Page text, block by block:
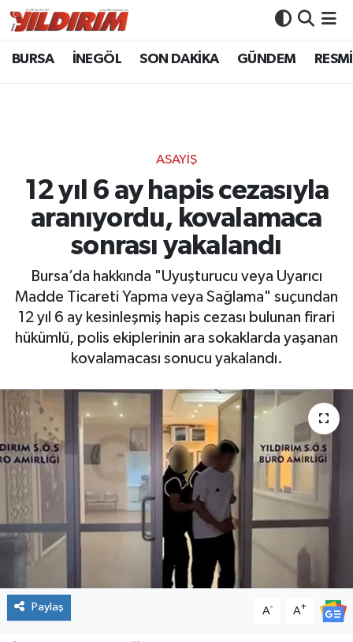
BURSA İNEGÖL SON DAKİKA GÜNDEM
ASAYİŞ
12 yıl 6 ay hapis cezasıyla
aranıyordu, kovalamaca
sonrası yakalandı
Bursa’da hakkında "Uyuşturucu veya Uyarıcı
Madde Ticareti Yapma veya Sağlama" suçundan
12 yıl 6 ay kesinleşmiş hapis cezası bulunan firari
hükümlü, polis ekiplerinin ara sokaklarda yaşanan
kovalamacası sonucu yakalandı.
Paylaş A- A+
BURSA
GÜNDEM
RESMİ İLANLAR
SİYASET
YAŞAM
Bursa Nöbetçi Eczaneler
Bursa Trafik Yoğunluk Haritası
Süper Lig Puan Durumu ve Fikstür
Son Dakika Haberleri
Haber Arşivi